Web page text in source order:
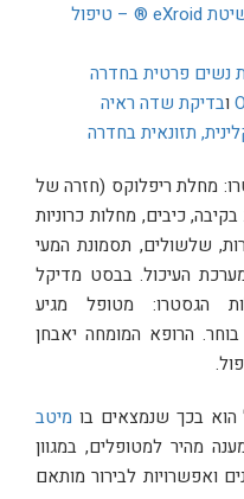
טיפול בטחורים ללא ניתוח בשיטת eXroid ® – טיפול
נשים פרטית בחדרה
ובדיקת שדה ראיה
תזונאית בחדרה
מחלת ריפלוקס (חזרה של
כיבים, מחלות כרוניות
שלשולים, תסמונת המעי
העיכול. בבסט מדיקל
הגסטרו: מטופל מגיע
הרופא המומחה יאבחן
הוא בכך שנמצאים בו מיטב
מהיר למטופלים, במגוון
ואפשרויות לבירור מותאם